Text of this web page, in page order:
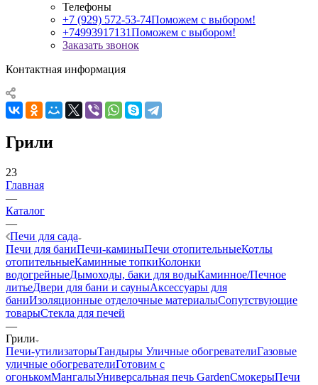
Телефоны
+7 (929) 572-53-74Поможем с выбором!
+74993917131Поможем с выбором!
Заказать звонок
Контактная информация
Грили
23
Главная
—
Каталог
—
Печи для сада
Печи для баниПечи-каминыПечи отопительныеКотлы
отопительныеКаминные топкиКолонки
водогрейныеДымоходы, баки для водыКаминное/Печное
литьеДвери для бани и сауныАксессуары для
баниИзоляционные отделочные материалыСопутствующие
товарыСтекла для печей
—
Грили
Печи-утилизаторыТандыры Уличные обогревателиГазовые
уличные обогревателиГотовим с
огонькомМангалыУниверсальная печь GardenСмокерыПечи